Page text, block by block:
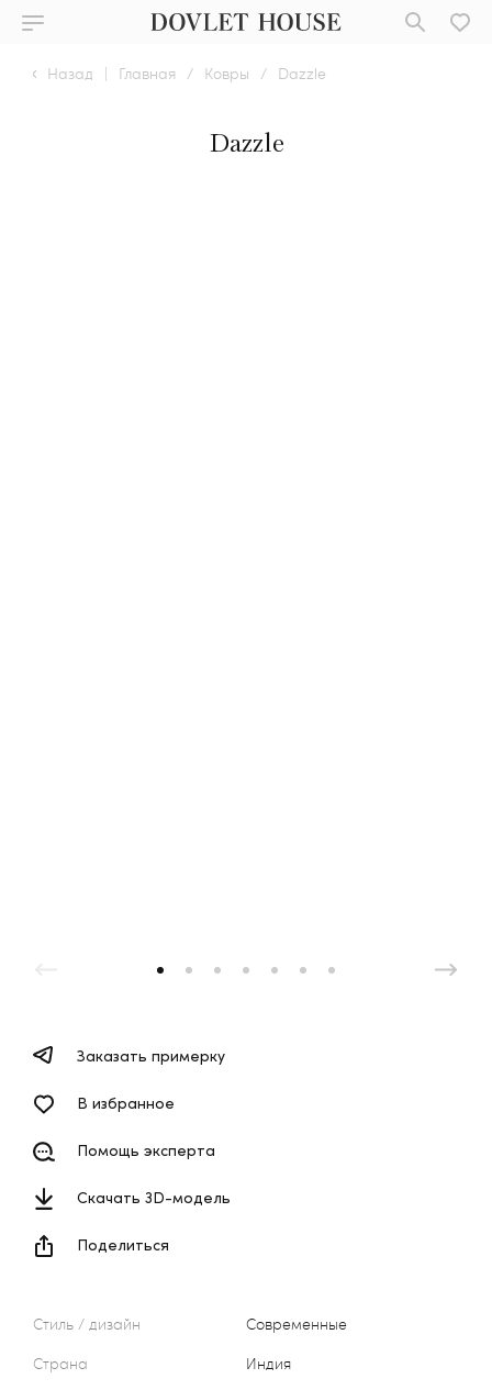
Назад | Главная / Ковры / Dazzle
Dazzle
Стиль / дизайн
Современные
Страна
Индия
Заказать примерку
В избранное
Помощь эксперта
Скачать 3D-модель
Поделиться